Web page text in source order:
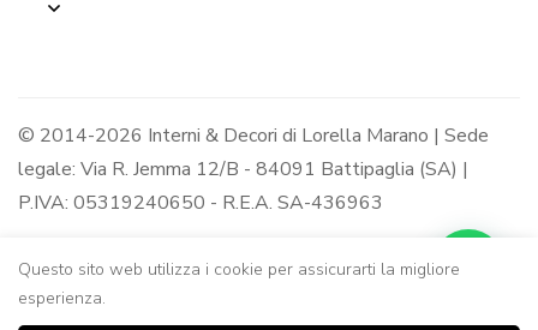
© 2014-2026 Interni & Decori di Lorella Marano | Sede
legale: Via R. Jemma 12/B - 84091 Battipaglia (SA) |
P.IVA: 05319240650 - R.E.A. SA-436963
Questo sito web utilizza i cookie per assicurarti la migliore
esperienza.